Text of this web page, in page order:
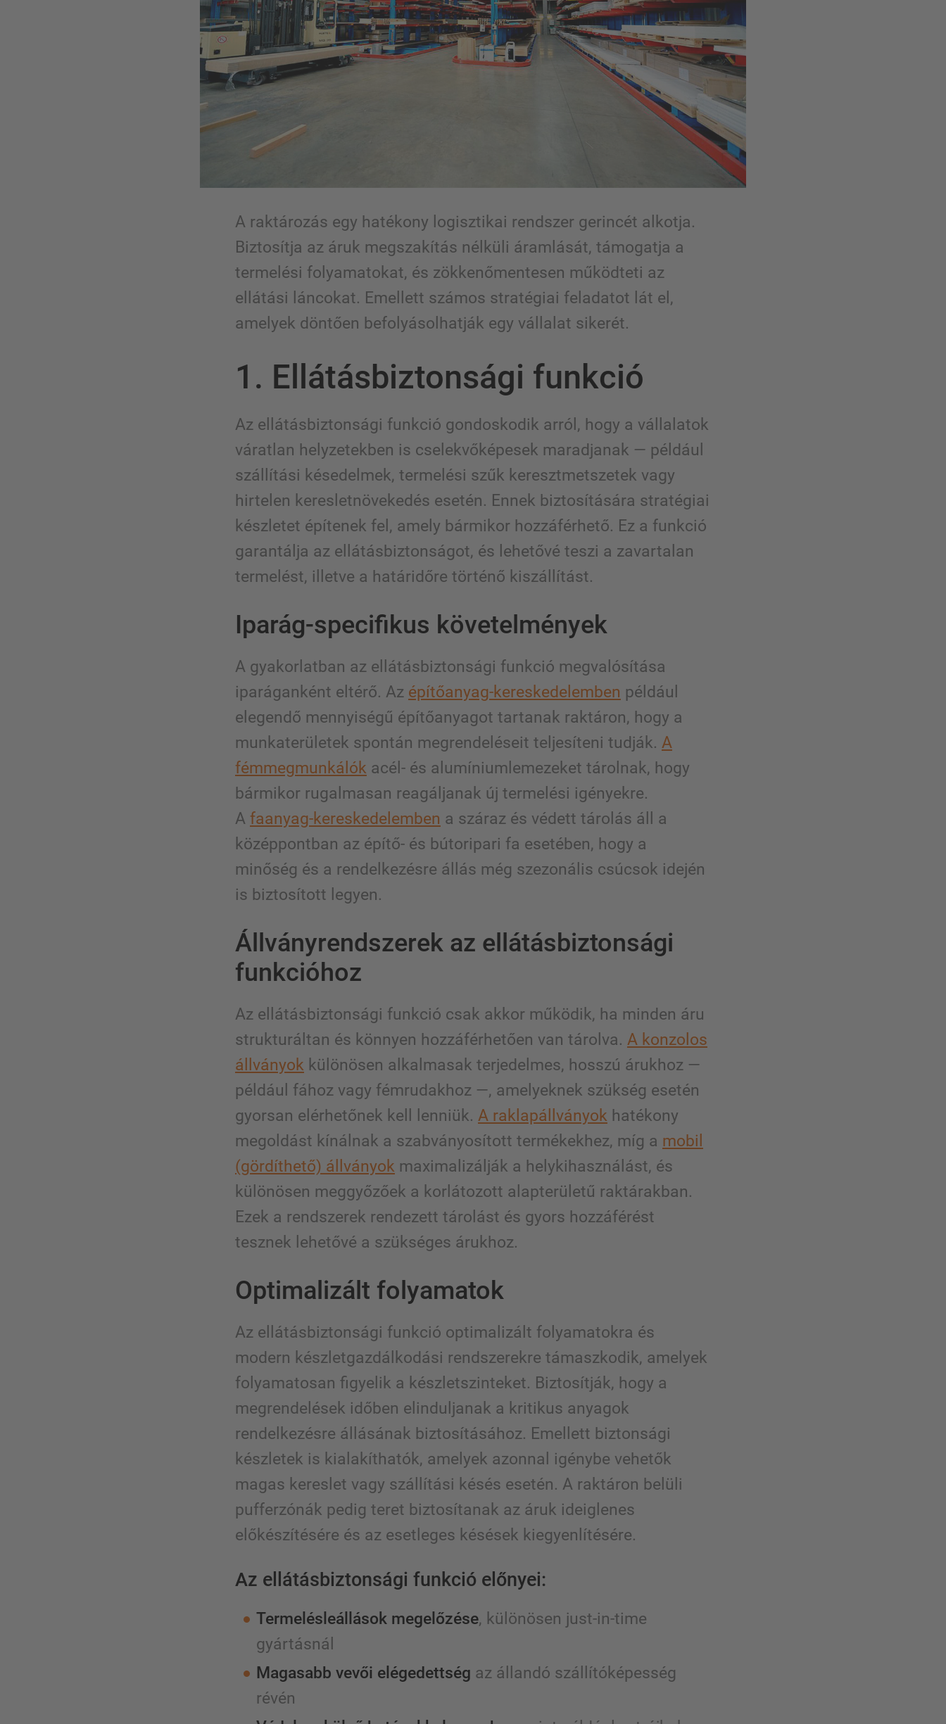
A raktározás egy hatékony logisztikai rendszer gerincét alkotja.
Biztosítja az áruk megszakítás nélküli áramlását, támogatja a
termelési folyamatokat, és zökkenőmentesen működteti az
ellátási láncokat. Emellett számos stratégiai feladatot lát el,
amelyek döntően befolyásolhatják egy vállalat sikerét.
1. Ellátásbiztonsági funkció
Az ellátásbiztonsági funkció gondoskodik arról, hogy a vállalatok
váratlan helyzetekben is cselekvőképesek maradjanak — például
szállítási késedelmek, termelési szűk keresztmetszetek vagy
hirtelen keresletnövekedés esetén. Ennek biztosítására stratégiai
készletet építenek fel, amely bármikor hozzáférhető. Ez a funkció
garantálja az ellátásbiztonságot, és lehetővé teszi a zavartalan
termelést, illetve a határidőre történő kiszállítást.
Iparág-specifikus követelmények
A gyakorlatban az ellátásbiztonsági funkció megvalósítása
iparáganként eltérő. Az építőanyag-kereskedelemben például
elegendő mennyiségű építőanyagot tartanak raktáron, hogy a
munkaterületek spontán megrendeléseit teljesíteni tudják. A
fémmegmunkálók acél- és alumíniumlemezeket tárolnak, hogy
bármikor rugalmasan reagáljanak új termelési igényekre.
A faanyag-kereskedelemben a száraz és védett tárolás áll a
középpontban az építő- és bútoripari fa esetében, hogy a
minőség és a rendelkezésre állás még szezonális csúcsok idején
is biztosított legyen.
Állványrendszerek az ellátásbiztonsági
funkcióhoz
Az ellátásbiztonsági funkció csak akkor működik, ha minden áru
strukturáltan és könnyen hozzáférhetően van tárolva. A konzolos
állványok különösen alkalmasak terjedelmes, hosszú árukhoz —
például fához vagy fémrudakhoz —, amelyeknek szükség esetén
gyorsan elérhetőnek kell lenniük. A raklapállványok hatékony
megoldást kínálnak a szabványosított termékekhez, míg a mobil
(gördíthető) állványok maximalizálják a helykihasználást, és
különösen meggyőzőek a korlátozott alapterületű raktárakban.
Ezek a rendszerek rendezett tárolást és gyors hozzáférést
tesznek lehetővé a szükséges árukhoz.
Optimalizált folyamatok
Az ellátásbiztonsági funkció optimalizált folyamatokra és
modern készletgazdálkodási rendszerekre támaszkodik, amelyek
folyamatosan figyelik a készletszinteket. Biztosítják, hogy a
megrendelések időben elinduljanak a kritikus anyagok
rendelkezésre állásának biztosításához. Emellett biztonsági
készletek is kialakíthatók, amelyek azonnal igénybe vehetők
magas kereslet vagy szállítási késés esetén. A raktáron belüli
pufferzónák pedig teret biztosítanak az áruk ideiglenes
előkészítésére és az esetleges késések kiegyenlítésére.
Az ellátásbiztonsági funkció előnyei:
Termelésleállások megelőzése, különösen just-in-time
gyártásnál
Magasabb vevői elégedettség az állandó szállítóképesség
révén